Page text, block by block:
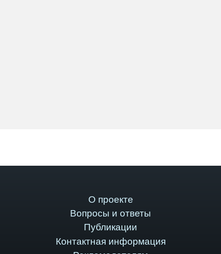
О проекте
Вопросы и ответы
Публикации
Контактная информация